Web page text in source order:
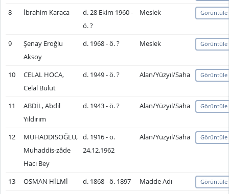
8 İbrahim Karaca
d. 28 Ekim 1960 -
ö. ?
Meslek Görüntüle
9
Şenay Eroğlu
Aksoy
d. 1968 - ö. ? Meslek Görüntüle
10
CELAL HOCA,
Celal Bulut
d. 1949 - ö. ? Alan/Yüzyıl/Saha Görüntüle
11
ABDİL, Abdil
Yıldırım
d. 1943 - ö. ? Alan/Yüzyıl/Saha Görüntüle
12
MUHADDİSOĞLU,
Muhaddis-zâde
Hacı Bey
d. 1916 - ö.
24.12.1962
Alan/Yüzyıl/Saha Görüntüle
13 OSMAN HİLMİ d. 1868 - ö. 1897 Madde Adı Görüntüle